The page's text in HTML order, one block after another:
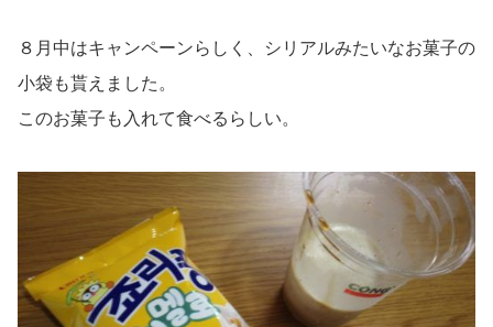
８月中はキャンペーンらしく、シリアルみたいなお菓子の
小袋も貰えました。
このお菓子も入れて食べるらしい。